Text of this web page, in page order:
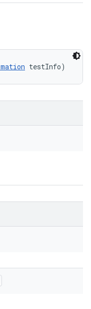
testInfo)